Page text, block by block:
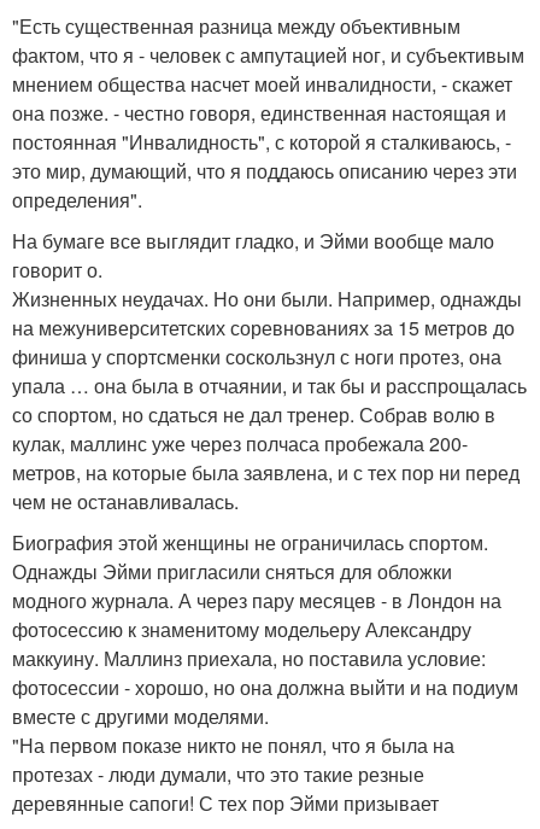
"Есть существенная разница между объективным
фактом, что я - человек с ампутацией ног, и субъективым
мнением общества насчет моей инвалидности, - скажет
она позже. - честно говоря, единственная настоящая и
постоянная "Инвалидность", с которой я сталкиваюсь, -
это мир, думающий, что я поддаюсь описанию через эти
определения".
На бумаге все выглядит гладко, и Эйми вообще мало
говорит о.
Жизненных неудачах. Но они были. Например, однажды
на межуниверситетских соревнованиях за 15 метров до
финиша у спортсменки соскользнул с ноги протез, она
упала … она была в отчаянии, и так бы и расспрощалась
со спортом, но сдаться не дал тренер. Собрав волю в
кулак, маллинс уже через полчаса пробежала 200-
метров, на которые была заявлена, и с тех пор ни перед
чем не останавливалась.
Биография этой женщины не ограничилась спортом.
Однажды Эйми пригласили сняться для обложки
модного журнала. А через пару месяцев - в Лондон на
фотосессию к знаменитому модельеру Александру
маккуину. Маллинз приехала, но поставила условие:
фотосессии - хорошо, но она должна выйти и на подиум
вместе с другими моделями.
"На первом показе никто не понял, что я была на
протезах - люди думали, что это такие резные
деревянные сапоги! С тех пор Эйми призывает